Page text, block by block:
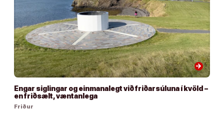
arrow_forward
Engar siglingar og einmanalegt við friðarsúluna í kvöld –
en friðsælt, væntanlega
Friður